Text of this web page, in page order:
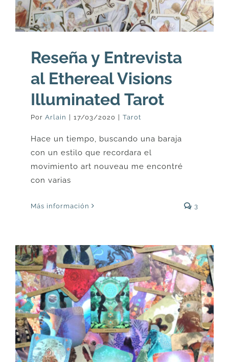
Reseña y Entrevista
al Ethereal Visions
Illuminated Tarot
Por Arlain 17/03/2020 Tarot
Hace un tiempo, buscando una baraja
con un estilo que recordara el
movimiento art nouveau me encontré
con varias
Más información 3